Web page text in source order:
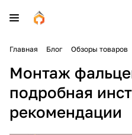
Главная Блог Обзоры товаров
Монтаж
подробная
рекомендации